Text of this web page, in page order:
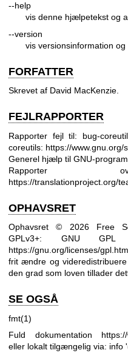
--help
vis denne hjælpetekst og
--version
vis versionsinformation og
FORFATTER
Skrevet af David MacKenzie.
FEJLRAPPORTER
Rapporter fejl til: bug-
coreutils: https://www.gnu.org/
Generel hjælp til GNU-
Rapporter
https://translationproject.org/
OPHAVSRET
Ophavsret © 2026 Free
GPLv3+: GNU
https://gnu.org/licenses/
frit ændre og
den grad som loven tillader
SE OGSÅ
fmt(1)
Fuld dokumentation
eller lokalt tilgængelig via: info